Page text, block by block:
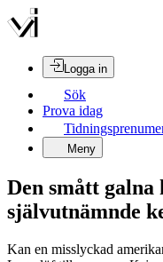
Logga in
Sök
Prova idag
Meny
Den smått galna
självutnämnde
Kan en misslyckad